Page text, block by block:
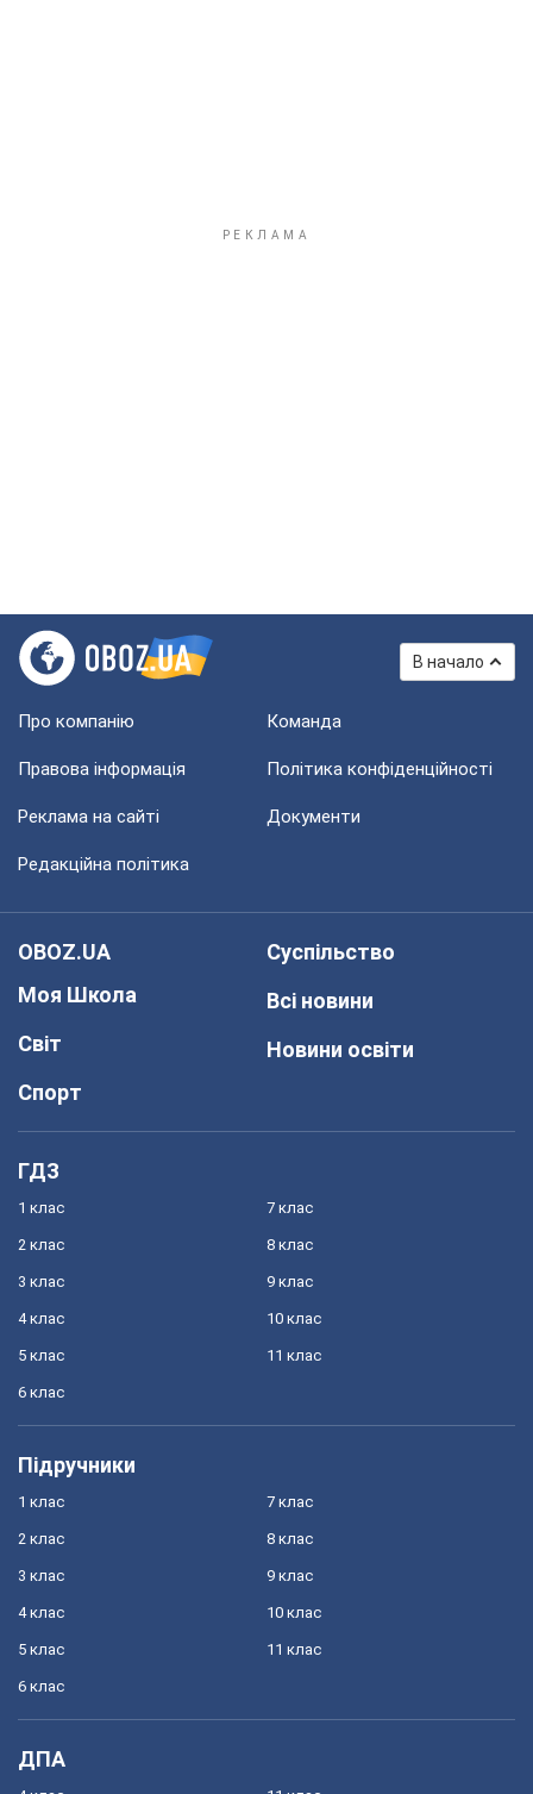
В начало
Про компанію Команда
Правова інформація Політика конфіденційності
Реклама на сайті Документи
Редакційна політика
OBOZ.UA
Моя Школа
Світ
Спорт
Суспільство
Всі новини
Новини освіти
ГДЗ
1 клас
2 клас
3 клас
4 клас
5 клас
6 клас
7 клас
8 клас
9 клас
10 клас
11 клас
Підручники
1 клас
2 клас
3 клас
4 клас
5 клас
6 клас
7 клас
8 клас
9 клас
10 клас
11 клас
ДПА